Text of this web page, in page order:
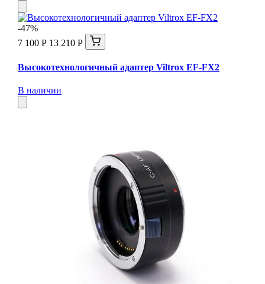
-47%
7 100 Р 13 210 Р
Высокотехнологичный адаптер Viltrox EF-FX2
В наличии